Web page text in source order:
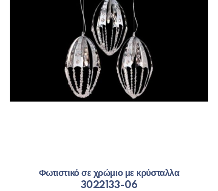
Φωτιστικό σε χρώμιο με κρύσταλλα
3022133-06